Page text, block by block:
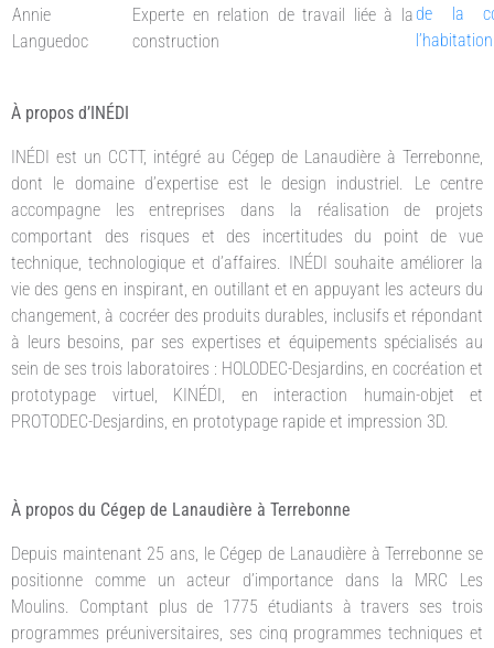
de la
Annie
Languedoc
Experte en relation de travail liée à la
construction
À propos d’INÉDI
INÉDI est un CCTT, intégré au Cégep de Lanaudière à Terrebonne,
dont le domaine d’expertise est le design industriel. Le centre
accompagne les entreprises dans la réalisation de projets
comportant des risques et des incertitudes du point de vue
technique, technologique et d’affaires. INÉDI souhaite améliorer la
vie des gens en inspirant, en outillant et en appuyant les acteurs du
changement, à cocréer des produits durables, inclusifs et répondant
à leurs besoins, par ses expertises et équipements spécialisés au
sein de ses trois laboratoires : HOLODEC-Desjardins, en cocréation et
prototypage virtuel, KINÉDI, en interaction humain-objet et
PROTODEC-Desjardins, en prototypage rapide et impression 3D.
À propos du Cégep de Lanaudière à Terrebonne
Depuis maintenant 25 ans, le Cégep de Lanaudière à Terrebonne se
positionne comme un acteur d’importance dans la MRC Les
Moulins. Comptant plus de 1775 étudiants à travers ses trois
programmes préuniversitaires, ses cinq programmes techniques et